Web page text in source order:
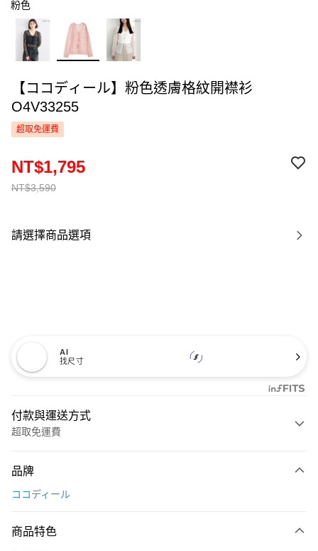
粉色
【ココディール】粉色透膚格紋開襟衫
O4V33255
超取免運費
NT$3,590
NT$1,795
請選擇商品選項
AI
找尺寸
付款與運送方式
超取免運費
信用卡一次付款
LINE Pay
品牌
ココディール
商品特色